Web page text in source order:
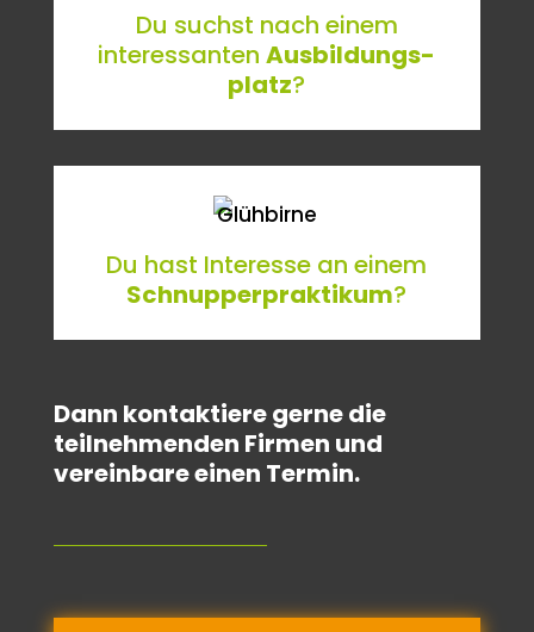
Du suchst nach einem
interessantenAusbildungs­
platz?
Du hast Interesse an einem
Schnupper­­praktikum?
Dann kontaktiere gerne die
teilnehmenden Firmen und
vereinbare einen Termin.